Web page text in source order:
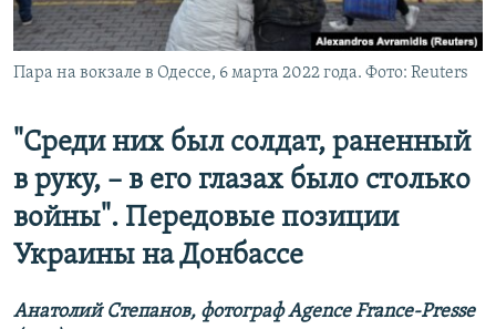
Пара на вокзале в Одессе, 6 марта 2022 года. Фото: Reuters
"Среди них был солдат, раненный
в руку, – в его глазах было столько
войны". Передовые позиции
Украины на Донбассе
Анатолий Степанов, фотограф Agence France-Presse